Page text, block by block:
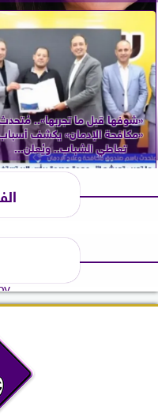
«شوفها قبل ما تجربها»..
«مكافحة الإدمان» يكشف
تعاطي الشباب.. ويُعلن...